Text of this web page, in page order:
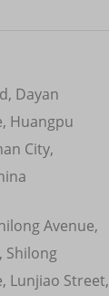
Dayan
Huangpu
City,
Avenue,
Shilong
Lunjiao Street,